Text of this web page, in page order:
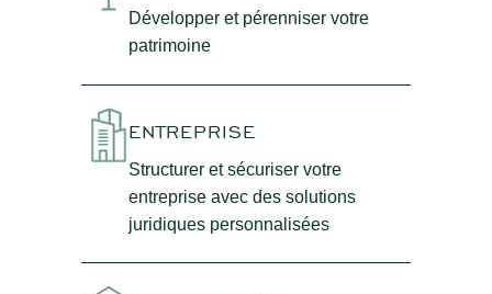
Développer et pérenniser votre
patrimoine
ENTREPRISE
Structurer et sécuriser votre
entreprise avec des solutions
juridiques personnalisées